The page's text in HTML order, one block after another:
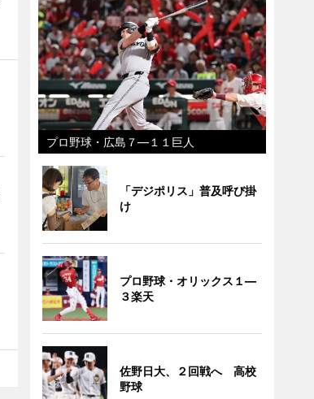
プロ野球・広島７―１１巨人
「デジポリス」普及呼び掛
け
プロ野球・オリックス１―
３楽天
佐野日大、２回戦へ 高校
野球